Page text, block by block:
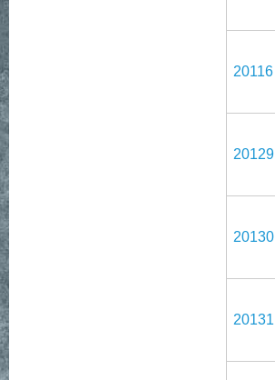
20116
20129
20130
20131